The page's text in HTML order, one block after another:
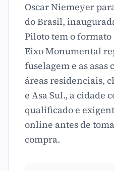
Oscar Niemeyer
do Brasil,
Piloto tem o formato
Eixo Monumental
fuselagem e as asas
áreas residenciais,
e Asa Sul., a cidade
qualificado e
online antes de
compra.